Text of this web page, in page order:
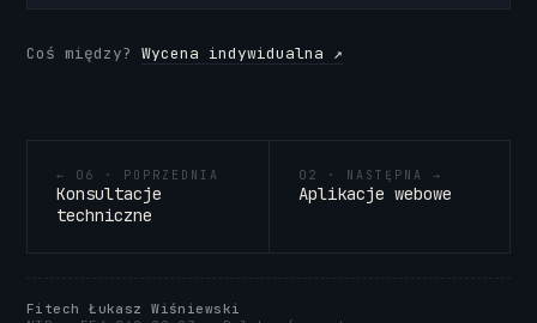
Coś między? Wycena indywidualna ↗
← 06 · POPRZEDNIA
Konsultacje
techniczne
02 · NASTĘPNA →
Aplikacje webowe
Fitech Łukasz Wiśniewski